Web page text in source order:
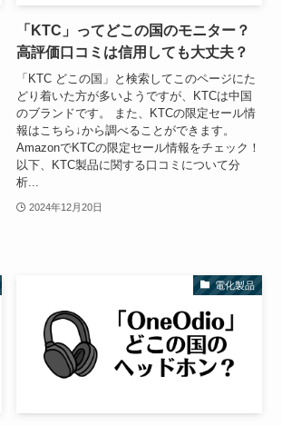
「KTC」ってどこの国のモニター？
高評価口コミは信用しても大丈夫？
「KTC どこの国」と検索してこのページにた
どり着いた方が多いようですが、KTCは中国
のブランドです。 また、KTCの限定セール情
報はこちら↓から調べることができます。
AmazonでKTCの限定セール情報をチェック！
以下、KTC製品に関する口コミについて分
析...
2024年12月20日
電化製品